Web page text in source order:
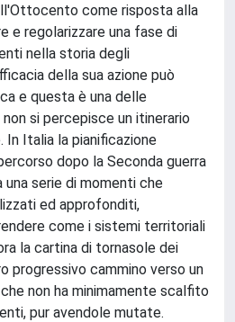
come risposta alla
e regolarizzare una fase di
nella storia degli
della sua azione può
e questa è una delle
si percepisce un itinerario
In Italia la pianificazione
dopo la Seconda guerra
serie di momenti che
ed approfonditi,
come i sistemi territoriali
la cartina di tornasole dei
progressivo cammino verso un
non ha minimamente scalfito
pur avendole mutate.